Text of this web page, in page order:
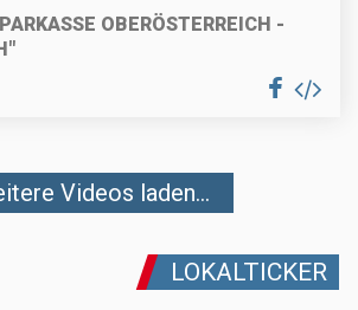
OBERÖSTERREICH -
Videos laden...
LOKALTICKER